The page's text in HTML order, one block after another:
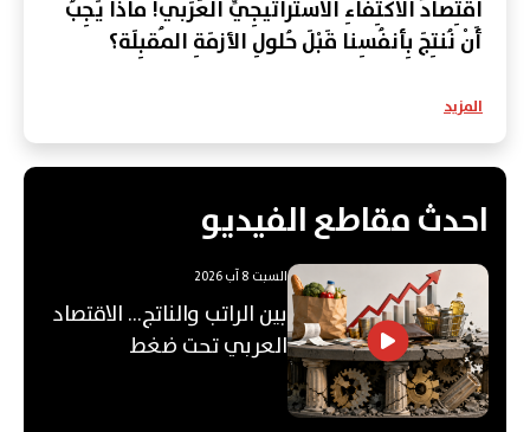
اقتِصادُ الاكتِفاءِ الاستراتيجِيِّ العَرَبي! ماذا يَجِبُ
أَنْ نُنتِجَ بِأنفُسِنا قَبْلَ حُلولِ الأزمَةِ المُقبِلَة؟
المزيد
احدث مقاطع الفيديو
السبت 8 آب 2026
بين الراتب والناتج… الاقتصاد
العربي تحت ضغط